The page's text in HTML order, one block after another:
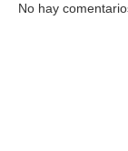
No hay